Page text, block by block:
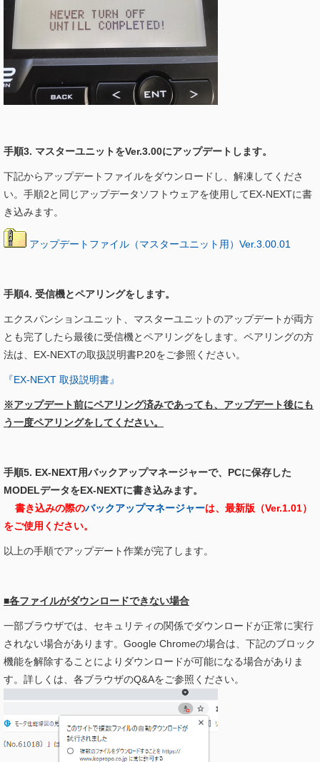
手順3. マスターユニットをVer.3.00にアップデートします。
下記からアップデートファイルをダウンロードし、解凍してくださ
い。手順2と同じアップデータソフトウェアを使用してEX-NEXTに書
き込みます。
アップデートファイル（マスターユニット用）Ver.3.00.01
手順4. 受信機とペアリングをします。
エクスパンションユニット、マスターユニットのアップデートが両方
とも完了したら最後に受信機とペアリングをします。ペアリングの方
法は、EX-NEXTの取扱説明書P.20をご参照ください。
『EX-NEXT 取扱説明書』
※アップデート前にペアリング済みであっても、アップデート後にも
う一度ペアリングをしてください。
手順5. EX-NEXT用バックアップマネージャーで、PCに保存した
MODELデータをEX-NEXTに書き込みます。
書き込みの際のバックアップマネージャーは、最新版（Ver.1.01）
をご使用ください。
以上の手順でアップデート作業が完了します。
■各ファイルがダウンロードできない場合
一部ブラウザでは、セキュリティの関係でダウンロードが正常に実行
されない場合があります。Google Chromeの場合は、下記のブロック
機能を解除することによりダウンロードが可能になる場合がありま
す。詳しくは、各ブラウザのQ&Aをご参照ください。